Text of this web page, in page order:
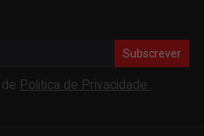
Subscrever
Politica de Privacidade .